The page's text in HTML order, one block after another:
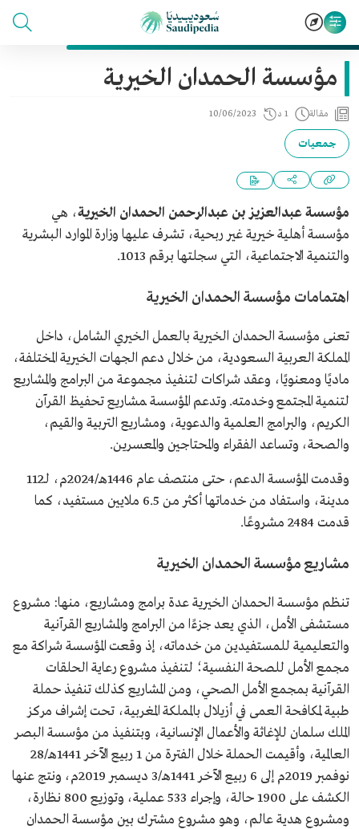
مؤسسة الحمدان الخيرية
مقالة 1 د 10/06/2023
جمعيات
مؤسسة عبدالعزيز بن عبدالرحمن الحمدان الخيرية، هي
مؤسسة أهلية خيرية غير ربحية، تشرف عليها وزارة الموارد البشرية
والتنمية الاجتماعية، التي سجلتها برقم 1013.
اهتمامات مؤسسة الحمدان الخيرية
تعنى مؤسسة الحمدان الخيرية بالعمل الخيري الشامل، داخل
المملكة العربية السعودية، من خلال دعم الجهات الخيرية المختلفة،
ماديًا ومعنويًا، وعقد شراكات لتنفيذ مجموعة من البرامج والمشاريع
لتنمية المجتمع وخدمته. وتدعم المؤسسة ﻤﺸﺎرﻳﻊ ﺗﺤﻔﻴﻆ اﻟﻘﺮآن
اﻟﻜﺮﻳﻢ، واﻟﺒﺮاﻣﺞ اﻟﻌﻠﻤﻴﺔ واﻟﺪﻋﻮﻳﺔ، ومشاريع اﻟﺘﺮﺑﻴﺔ واﻟﻘﻴﻢ،
واﻟﺼﺤﺔ، وتساعد اﻟﻔﻘﺮاء واﻟﻤﺤﺘﺎﺟﻴﻦ واﻟﻤﻌﺴﺮﻳﻦ.
وقدمت المؤسسة الدعم، حتى منتصف عام 1446هـ/2024م، لـ112
مدينة، واستفاد من خدماتها أكثر من 6.5 ملايين مستفيد، كما
قدمت 2484 مشروعًا.
مشاريع مؤسسة الحمدان الخيرية
تنظم مؤسسة الحمدان الخيرية عدة برامج ومشاريع، منها: مشروع
مستشفى الأمل، الذي يعد جزءًا من البرامج والمشاريع القرآنية
والتعليمية للمستفيدين من خدماته، إذ وقعت المؤسسة شراكة مع
مجمع الأمل للصحة النفسية؛ لتنفيذ مشروع رعاية الحلقات
القرآنية بمجمع الأمل الصحي، ومن المشاريع كذلك تنفيذ حملة
طبية لمكافحة العمى في أزيلال بالمملكة المغربية، تحت إشراف مركز
الملك سلمان للإغاثة والأعمال الإنسانية، وبتنفيذ من مؤسسة البصر
العالمية، وأقيمت الحملة خلال الفترة من 1 ربيع الآخر 1441هـ/28
نوفمبر 2019م إلى 6 ربيع الآخر 1441هـ/3 ديسمبر 2019م، ونتج عنها
الكشف على 1900 حالة، وإجراء 533 عملية، وتوزيع 800 نظارة،
ومشروع هدية عالم، وهو مشروع مشترك بين مؤسسة الحمدان